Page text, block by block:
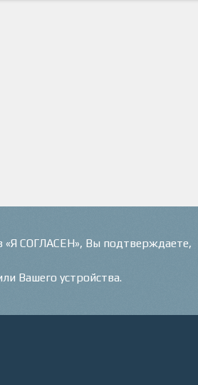
«Я СОГЛАСЕН», Вы подтверждаете,
Вашего устройства.